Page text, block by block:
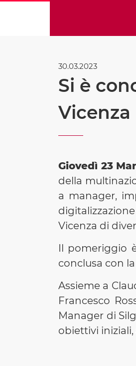
30.03.2023
Si è
Vicenza
Giovedì 23
della
a manager,
Vicenza di
Il pomeriggio
conclusa con
Assieme a
Francesco
Manager di
obiettivi